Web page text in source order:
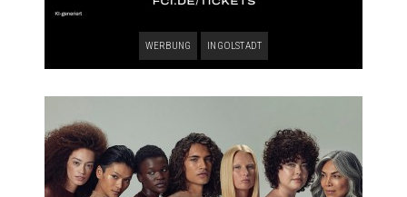
WERBUNG INGOLSTADT